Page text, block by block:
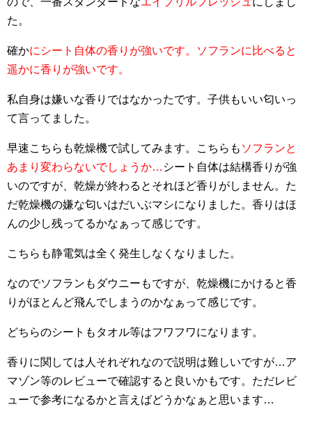
た。
確かにシート自体の香りが強いです。ソフランに比べると
遥かに香りが強いです。
私自身は嫌いな香りではなかったです。子供もいい匂いっ
て言ってました。
早速こちらも乾燥機で試してみます。こちらも ソフランと
あまり変わらないでしょうか… シート自体は結構香りが強
いのですが、乾燥が終わるとそれほど香りがしません。た
だ乾燥機の嫌な匂いはだいぶマシになりました。香りはほ
んの少し残ってるかなぁって感じです。
こちらも静電気は全く発生しなくなりました。
なのでソフランもダウニーもですが、乾燥機にかけると香
りがほとんど飛んでしまうのかなぁって感じです。
どちらのシートもタオル等はフワフワになります。
香りに関しては人それぞれなので説明は難しいですが…ア
マゾン等のレビューで確認すると良いかもです。ただレビ
ューで参考になるかと言えばどうかなぁと思います…